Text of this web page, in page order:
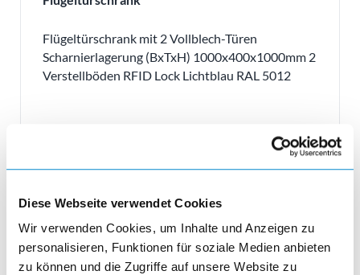
Diese Webseite verwendet Cookies
Wir verwenden Cookies, um Inhalte und Anzeigen zu
personalisieren, Funktionen für soziale Medien anbieten
zu können und die Zugriffe auf unsere Website zu
Flügeltürschrank mit 2 Vollblech-Türen
Scharnierlagerung (BxTxH) 1000x400x1000mm 2
Verstellböden RFID Lock Lichtblau RAL 5012
Produktmenge auswählen und in den
remove
Menge